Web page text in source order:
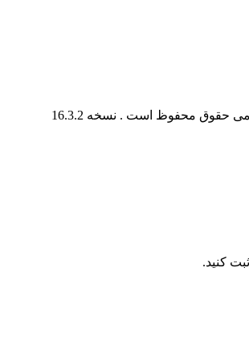
حقوق محفوظ است . نسخه 16.3.2
کنید.